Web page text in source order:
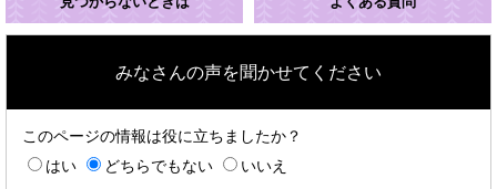
みなさんの声を聞かせてください
このページの情報は役に立ちましたか？
はい
どちらでもない いいえ